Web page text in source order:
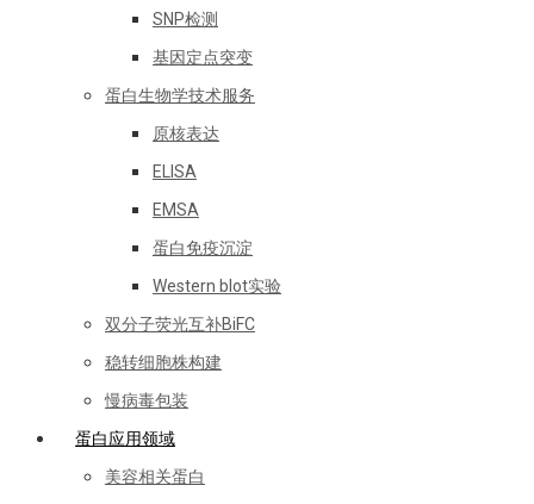
SNP检测
基因定点突变
蛋白生物学技术服务
原核表达
ELISA
EMSA
蛋白免疫沉淀
Western blot实验
双分子荧光互补BiFC
稳转细胞株构建
慢病毒包装
蛋白应用领域
美容相关蛋白